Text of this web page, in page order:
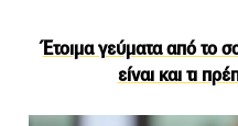
Έτοιμα γεύματα από το
είναι και τι